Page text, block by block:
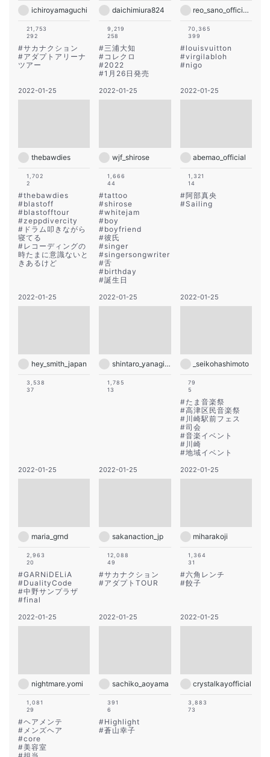
ichiroyamaguchi
21,753
292
#サカナクション
#アダプトアリーナ
ツアー
daichimiura824
9,219
258
#三浦大知
# コレクロ
#2022
#1月26日発売
reo_sano_official_acc
70,365
399
#louisvuitton
#virgilabloh
#nigo
2022-01-25
thebawdies
1,702
2
#thebawdies
#blastoff
#blastofftour
#zeppdivercity
# ドラム叩きながら
寝てる
#レコーディングの
時たまに意識ないと
きあるけど
2022-01-25
wjf_shirose
1,666
44
#tattoo
#shirose
#whitejam
#boy
#boyfriend
#彼氏
#singer
#singersongwriter
#舌
#birthday
#誕生日
2022-01-25
abemao_official
1,321
14
#阿部真央
#Sailing
2022-01-25
hey_smith_japan
3,538
37
2022-01-25
shintaro_yanagisawa
1,785
13
2022-01-25
_seikohashimoto
79
5
#たま音楽祭
#高津区民音楽祭
# 川崎駅前フェス
#司会
#音楽イベント
# 川崎
#地域イベント
2022-01-25
maria_grnd
2,963
20
#GARNiDELiA
#DualityCode
#中野サンプラザ
#final
2022-01-25
sakanaction_jp
12,088
49
#サカナクション
#アダプトTOUR
2022-01-25
miharakoji
1,364
31
#六角レンチ
#餃子
2022-01-25
nightmare.yomi
1,081
29
#ヘアメンテ
# メンズヘア
#core
#美容室
2022-01-25
sachiko_aoyama
391
6
#Highlight
#蒼山幸子
2022-01-25
crystalkayofficial
3,883
73